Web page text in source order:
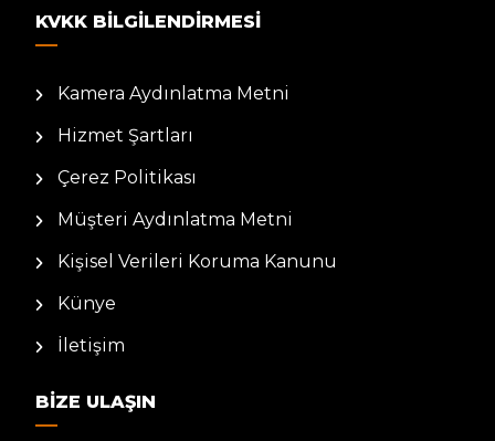
KVKK BILGILENDIRMESI
Kamera Aydınlatma Metni
Hizmet Şartları
Çerez Politikası
Müşteri Aydınlatma Metni
Kişisel Verileri Koruma Kanunu
Künye
İletişim
BIZE ULAŞIN